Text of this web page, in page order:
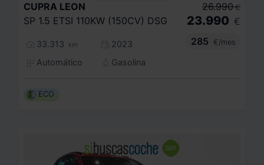
CUPRA LEON
SP 1.5 ETSI 110KW (150CV) DSG
33.313 km
2023
Automático
Gasolina
26.990 €
23.990 €
285
€/mes
ECO